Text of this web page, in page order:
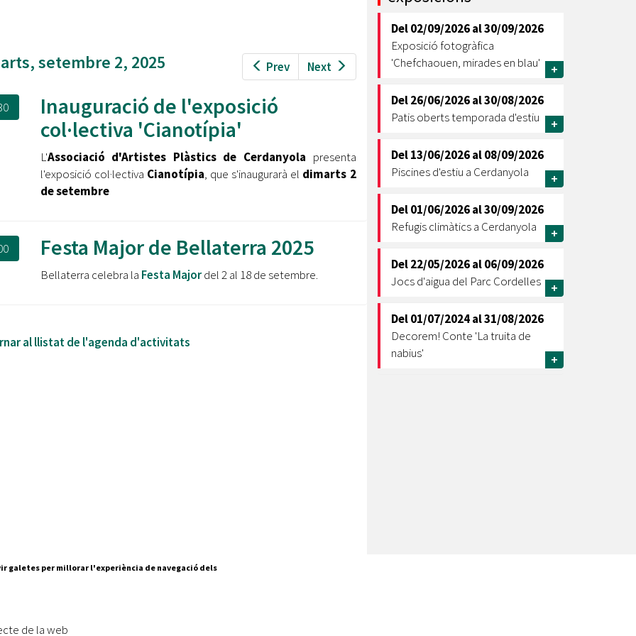
Ètica i Integritat
Retiment de Comptes
Accés a Informació Pública
Dades Obertes
Catàleg de Serveis i Tràmits
Cerdanyola opta a més de 5 milions d'euros del Pla de
Barris per transformar les Fontetes, Quatre Cantons i
El FIT presenta el cartell de la seva 16a edició i dona el
tret de sortida al festival
L’Ajuntament reparteix ulleres gratuïtes per veure
l'eclipsi solar
Equipaments
Mercats Municipals
Webs Municipals
Prev Next
setembre 2, 2025
Inauguració de l'exposició
col·lectiva 'Cianotípia'
L'Associació d'Artistes Plàstics de Cerdanyola presenta
l'exposició col·lectiva Cianotípia, que s'inaugurarà el dimarts 2
de setembre
Festa Major de Bellaterra 2025
Bellaterra celebra la Festa Majordel 2 al 18 de setembre.
al llistat de l'agenda d'activitats
Del02/09/2026al30/09/2026
Exposició fotogràfica
'Chefchaouen, mirades en blau'
+
Del26/06/2026al30/08/2026
Patis oberts temporada d'estiu
+
Del13/06/2026al08/09/2026
Piscines d'estiu a Cerdanyola
+
Del01/06/2026al30/09/2026
Refugis climàtics a Cerdanyola
+
Del22/05/2026al06/09/2026
Jocs d'aigua del Parc Cordelles
+
Del01/07/2024al31/08/2026
Decorem! Conte 'La truita de
nabius'
+
galetes per millorar l'experiència de navegació dels
de la web